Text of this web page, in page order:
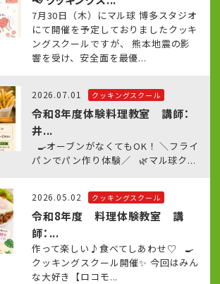
7月30日（木）にマル球 博多スタジオ
にて開催を予定しておりましたクッキ
ングスクールですが、 熊本地震の影
響を受け、安全面を最優...
2026.07.01 クッキングスクール
令和8年度体験料理教室 講師：
井...
🍳オーブンがなくてもOK！ ＼フライ
パンでパン作り体験／ 🌿マル球ク...
2026.05.02 クッキングスクール
令和8年度 料理体験教室 講
師：...
作って楽しい♪食べてしあわせ♡ 🍳
クッキングスクール開催✨ 今回はみん
な大好き【ロコモ...